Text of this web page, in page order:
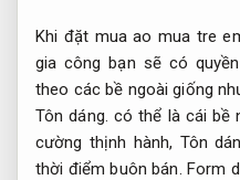
Khi đặt mua ao mua tre
gia công bạn sẽ có
theo các bề ngoài giống
Tôn dáng. có thể là cái bề
cường thịnh hành, Tôn
thời điểm buôn bán. Form